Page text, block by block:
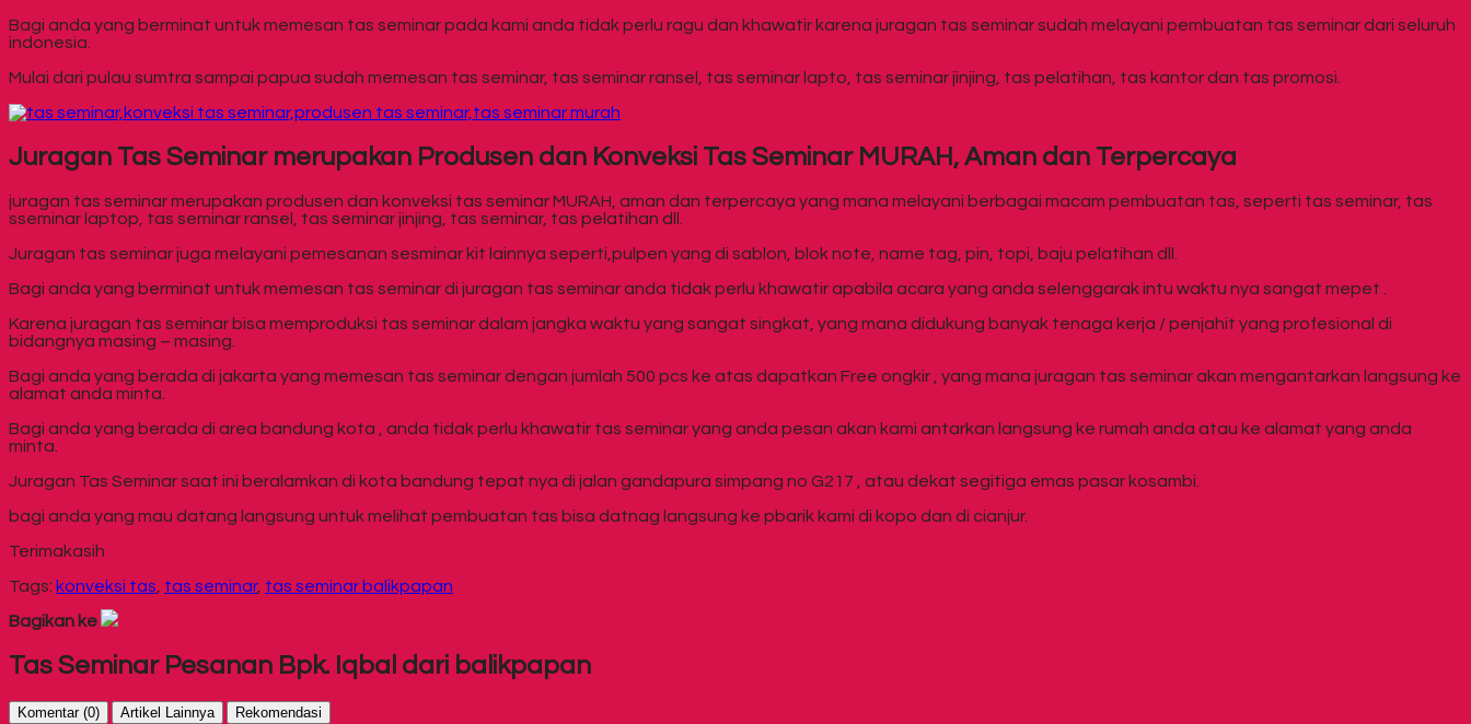
Bagi anda yang berminat untuk memesan tas seminar pada kami anda tidak perlu ragu dan khawatir karena juragan tas seminar sudah melayani pembuatan tas seminar dari seluruh
indonesia.
Mulai dari pulau sumtra sampai papua sudah memesan tas seminar, tas seminar ransel, tas seminar lapto, tas seminar jinjing, tas pelatihan, tas kantor dan tas promosi.
Juragan Tas Seminar merupakan Produsen dan Konveksi Tas Seminar MURAH, Aman dan Terpercaya
juragan tas seminar merupakan produsen dan konveksi tas seminar MURAH, aman dan terpercaya yang mana melayani berbagai macam pembuatan tas, seperti tas seminar, tas
sseminar laptop, tas seminar ransel, tas seminar jinjing, tas seminar, tas pelatihan dll.
Juragan tas seminar juga melayani pemesanan sesminar kit lainnya seperti,pulpen yang di sablon, blok note, name tag, pin, topi, baju pelatihan dll.
Bagi anda yang berminat untuk memesan tas seminar di juragan tas seminar anda tidak perlu khawatir apabila acara yang anda selenggarak intu waktu nya sangat mepet .
Karena juragan tas seminar bisa memproduksi tas seminar dalam jangka waktu yang sangat singkat, yang mana didukung banyak tenaga kerja / penjahit yang profesional di
bidangnya masing – masing.
Bagi anda yang berada di jakarta yang memesan tas seminar dengan jumlah 500 pcs ke atas dapatkan Free ongkir , yang mana juragan tas seminar akan mengantarkan langsung ke
alamat anda minta.
Bagi anda yang berada di area bandung kota , anda tidak perlu khawatir tas seminar yang anda pesan akan kami antarkan langsung ke rumah anda atau ke alamat yang anda
minta.
Juragan Tas Seminar saat ini beralamkan di kota bandung tepat nya di jalan gandapura simpang no G217 , atau dekat segitiga emas pasar kosambi.
bagi anda yang mau datang langsung untuk melihat pembuatan tas bisa datnag langsung ke pbarik kami di kopo dan di cianjur.
Terimakasih
Tags: konveksi tas tas seminar, tas seminar balikpapan
Bagikan ke
Tas Seminar Pesanan Bpk. Iqbal dari balikpapan
Komentar (0) Artikel Lainnya Rekomendasi